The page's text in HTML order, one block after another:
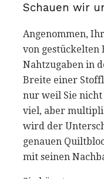
Schauen wir
Angenommen,
von gestückelten
Nahtzugaben in
Breite einer
nur weil Sie
viel, aber
wird der
genauen
mit seinen